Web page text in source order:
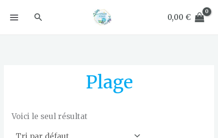
Rechercher 0,00 €
Plage
Voici le seul résultat